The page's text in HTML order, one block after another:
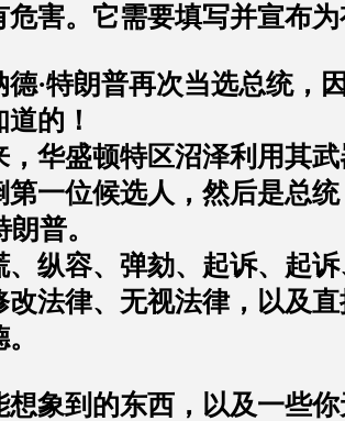
危害。它需要填写并宣布
德·特朗普再次当选总统，
的！
，华盛顿特区沼泽利用其
第一位候选人，然后是总
普。
、纵容、弹劾、起诉、起
改法律、无视法律，以及
想象到的东西，以及一些